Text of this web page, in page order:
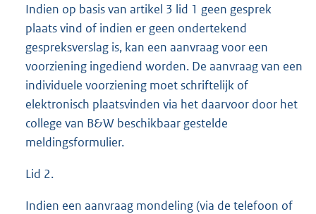
Indien op basis van artikel 3 lid 1 geen gesprek
plaats vind of indien er geen ondertekend
gespreksverslag is, kan een aanvraag voor een
voorziening ingediend worden. De aanvraag van een
individuele voorziening moet schriftelijk of
elektronisch plaatsvinden via het daarvoor door het
college van B&W beschikbaar gestelde
meldingsformulier.
Lid 2.
Indien een aanvraag mondeling (via de telefoon of